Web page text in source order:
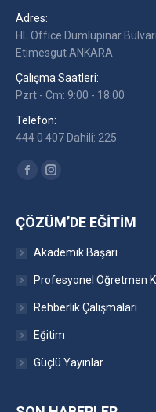
Adres:
HL Office Dumlupınar
Etimesgut ANKARA
Çalışma Saatleri:
Pzrt - Cm: 9:00 - 18:00
Telefon:
444 0 407 Dahili: 225
Find us on:
FacebookInstagram
ÇÖZÜM’DE EĞITIM
Akademik Başarı
Profesyonel Öğretmen
Rehberlik Çalışmaları
Eğitim
Güçlü Yayınlar